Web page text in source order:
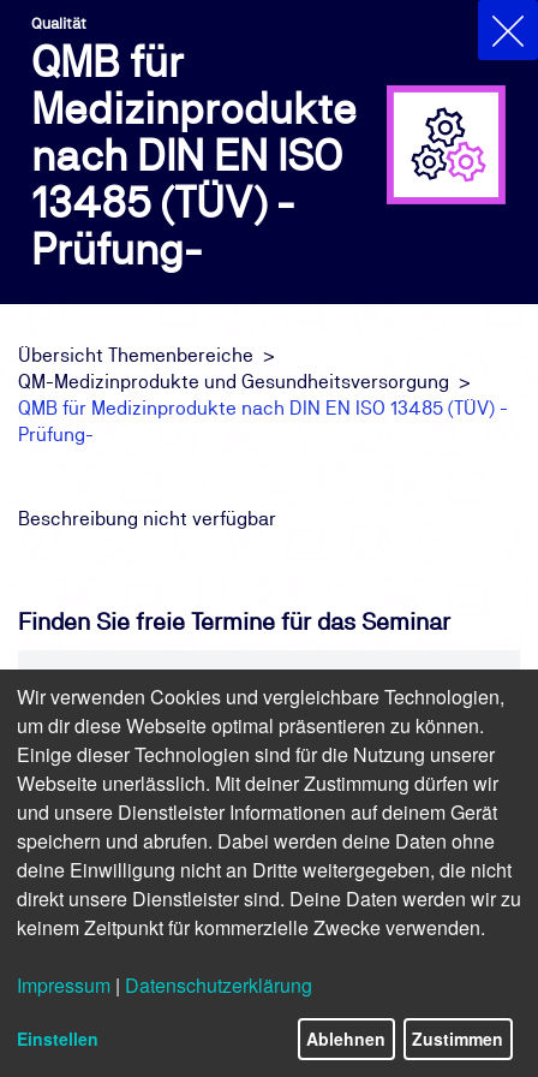
Qualität
QMB für
Medizinprodukte
nach DIN EN ISO
13485 (TÜV) -
Prüfung-
Übersicht Themenbereiche
QM-Medizinprodukte und Gesundheitsversorgung
QMB für Medizinprodukte nach DIN EN ISO 13485 (TÜV) -
Prüfung-
Beschreibung nicht verfügbar
Finden Sie freie Termine für das Seminar
QMB für Medizinprodukte nach DIN
EN ISO 13485 (TÜV) -Prüfung-
Online-Prüfung/Prüfung | 2 Stunden | ab
404,60 € inkl. USt. (340,00 € zzgl. USt.)
Wir verwenden Cookies und vergleichbare Technologien,
um dir diese Webseite optimal präsentieren zu können.
Einige dieser Technologien sind für die Nutzung unserer
Webseite unerlässlich. Mit deiner Zustimmung dürfen wir
und unsere Dienstleister Informationen auf deinem Gerät
speichern und abrufen. Dabei werden deine Daten ohne
deine Einwilligung nicht an Dritte weitergegeben, die nicht
direkt unsere Dienstleister sind. Deine Daten werden wir zu
keinem Zeitpunkt für kommerzielle Zwecke verwenden.
Impressum | Datenschutzerklärung
Einstellen Ablehnen Zustimmen